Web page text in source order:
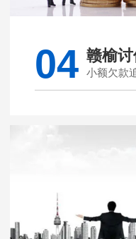
04 赣榆
小额欠款